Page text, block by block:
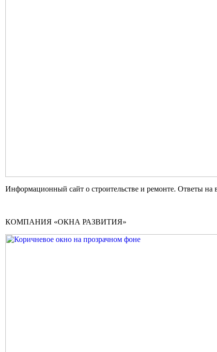
Информационный сайт о строительстве и ремонте. Ответы на
КОМПАНИЯ «ОКНА РАЗВИТИЯ»